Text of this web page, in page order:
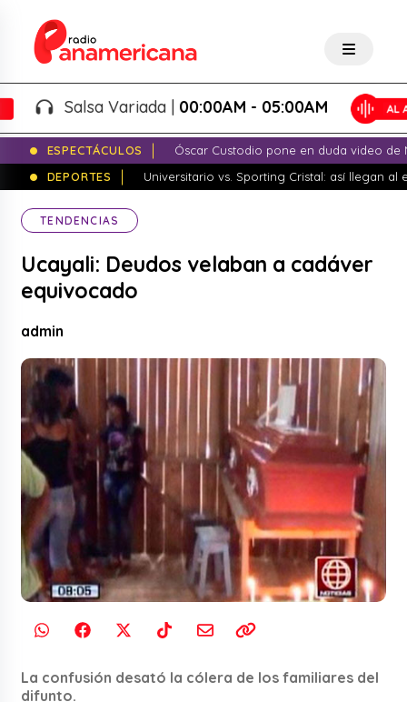
Salsa Variada |00:00AM - 05:00AM
ESPECTÁCULOS
Óscar Custodio pone en duda video de
DEPORTES
Universitario vs. Sporting Cristal: así llegan al
TENDENCIAS
Ucayali: Deudos velaban a cadáver
equivocado
admin
La confusión desató la cólera de los familiares del
difunto.